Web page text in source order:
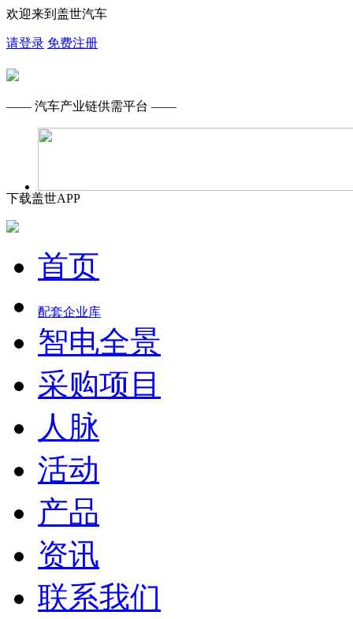
欢迎来到盖世汽车
请登录 免费注册
—— 汽车产业链供需平台 ——
下载盖世APP
首页
配套企业库
智电全景
采购项目
人脉
活动
产品
资讯
联系我们